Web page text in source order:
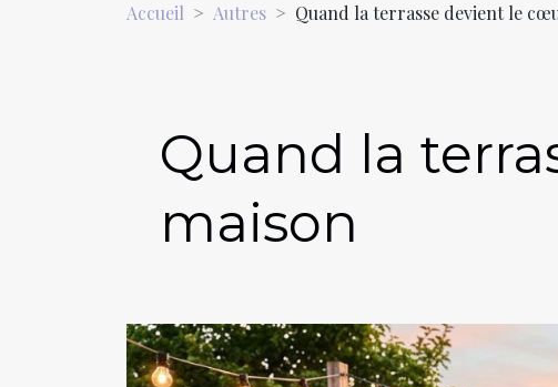
Accueil Autres Quand la terrasse devient le
Quand la
maison